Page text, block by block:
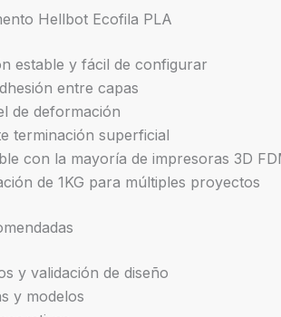
Hellbot Ecofila PLA
estable y fácil de configurar
entre capas
de deformación
terminación superficial
con la mayoría de impresoras 3D
de 1KG para múltiples proyectos
y validación de diseño
y modelos